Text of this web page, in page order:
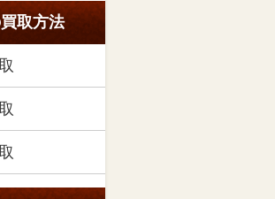
取方法